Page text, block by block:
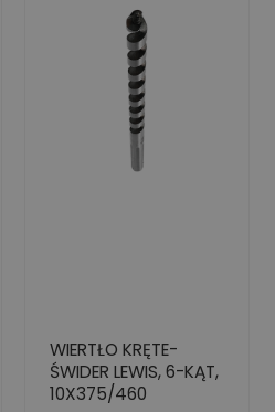
WIERTŁO KRĘTE-
ŚWIDER LEWIS, 6-KĄT,
10X375/460